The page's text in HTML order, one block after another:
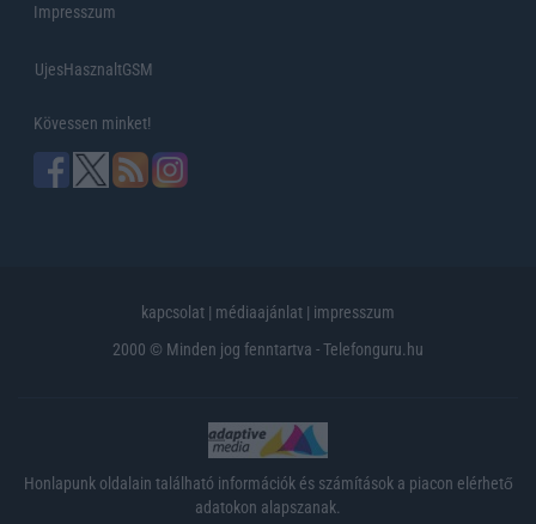
Impresszum
UjesHasznaltGSM
Kövessen minket!
kapcsolat | médiaajánlat | impresszum
2000 © Minden jog fenntartva - Telefonguru.hu
Honlapunk oldalain található információk és számítások a piacon elérhető
adatokon alapszanak.